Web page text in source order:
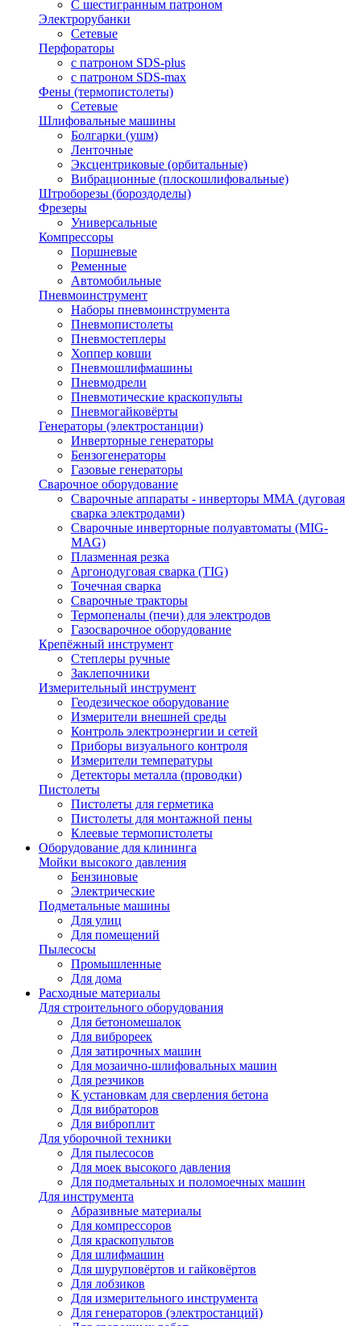
С шестигранным патроном
Электрорубанки
Сетевые
Перфораторы
с патроном SDS-plus
с патроном SDS-max
Фены (термопистолеты)
Сетевые
Шлифовальные машины
Болгарки (ушм)
Ленточные
Эксцентриковые (орбитальные)
Вибрационные (плоскошлифовальные)
Штроборезы (бороздоделы)
Фрезеры
Универсальные
Компрессоры
Поршневые
Ременные
Автомобильные
Пневмоинструмент
Наборы пневмоинструмента
Пневмопистолеты
Пневмостеплеры
Хоппер ковши
Пневмошлифмашины
Пневмодрели
Пневмотические краскопульты
Пневмогайковёрты
Генераторы (электростанции)
Инверторные генераторы
Бензогенераторы
Газовые генераторы
Сварочное оборудование
Сварочные аппараты - инверторы ММА (дуговая
сварка электродами)
Сварочные инверторные полуавтоматы (MIG-
MAG)
Плазменная резка
Аргонодуговая сварка (TIG)
Точечная сварка
Сварочные тракторы
Термопеналы (печи) для электродов
Газосварочное оборудование
Крепёжный инструмент
Степлеры ручные
Заклепочники
Измерительный инструмент
Геодезическое оборудование
Измерители внешней среды
Контроль электроэнергии и сетей
Приборы визуального контроля
Измерители температуры
Детекторы металла (проводки)
Пистолеты
Пистолеты для герметика
Пистолеты для монтажной пены
Клеевые термопистолеты
Оборудование для клининга
Мойки высокого давления
Бензиновые
Электрические
Подметальные машины
Для улиц
Для помещений
Пылесосы
Промышленные
Для дома
Расходные материалы
Для строительного оборудования
Для бетономешалок
Для виброреек
Для затирочных машин
Для мозаично-шлифовальных машин
Для резчиков
К установкам для сверления бетона
Для вибраторов
Для виброплит
Для уборочной техники
Для пылесосов
Для моек высокого давления
Для подметальных и поломоечных машин
Для инструмента
Абразивные материалы
Для компрессоров
Для краскопультов
Для шлифмашин
Для шуруповёртов и гайковёртов
Для лобзиков
Для измерительного инструмента
Для генераторов (электростанций)